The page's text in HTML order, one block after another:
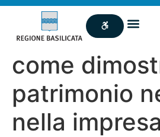
come
patrimonio
nella